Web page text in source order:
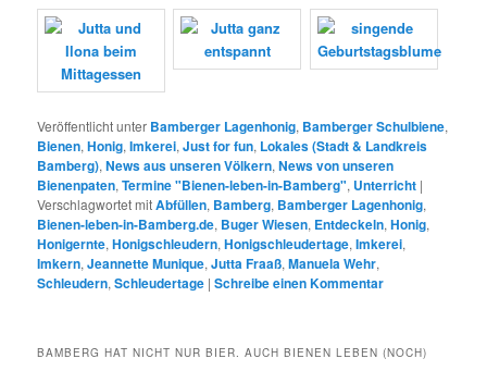
Veröffentlicht unter Bamberger Lagenhonig, Bamberger Schulbiene,
Bienen,Honig,Imkerei,Just for fun, Lokales (Stadt & Landkreis
Bamberg),News aus unseren Völkern,News von unseren
Bienenpaten,Termine "Bienen-leben-in-Bamberg", Unterricht |
Verschlagwortet mitAbfüllen, Bamberg, Bamberger Lagenhonig,
Bienen-leben-in-Bamberg.de, Buger Wiesen, Entdeckeln,Honig,
Honigernte,Honigschleudern,Honigschleudertage,Imkerei,
Imkern,Jeannette Munique,Jutta Fraaß,Manuela Wehr,
Schleudern,Schleudertage |Schreibe einen Kommentar
BAMBERG HAT NICHT NUR BIER. AUCH BIENEN LEBEN (NOCH)